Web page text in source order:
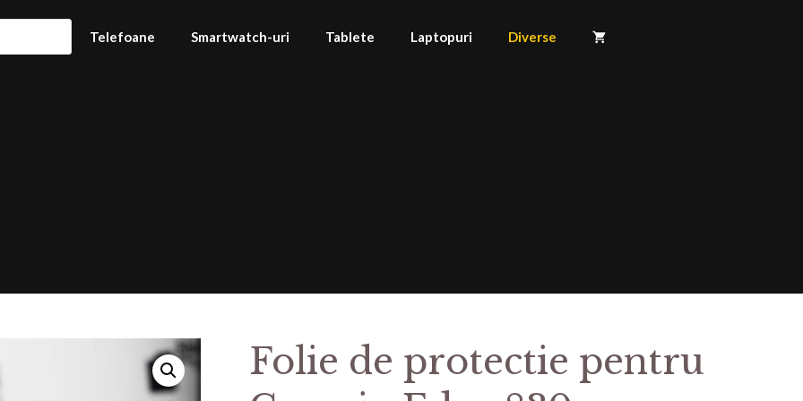
Telefoane Smartwatch-uri Tablete Laptopuri Diverse
Folie de protectie pentru